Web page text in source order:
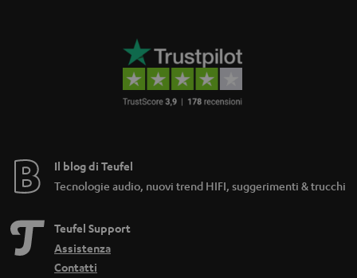
Il blog di Teufel
Tecnologie audio, nuovi trend HIFI, suggerimenti & trucchi
Teufel Support
Assistenza
Contatti